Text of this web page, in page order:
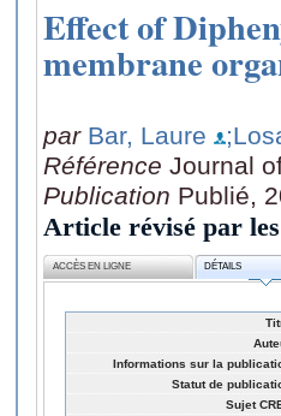
Effect of
membrane
par Bar, Laure
Référence Journal
Publication Publié,
Article révisé par
ACCÈS EN LIGNE DÉTAILS
Informations sur la
Statut de
Sujet